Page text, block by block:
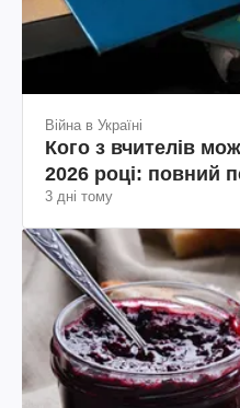
Війна в Україні
Кого з вчителів
2026 році: повний
3 дні тому